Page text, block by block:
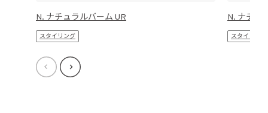
N. ナチュラルバーム UR
スタイリング
N. ナチュ
スタイリング